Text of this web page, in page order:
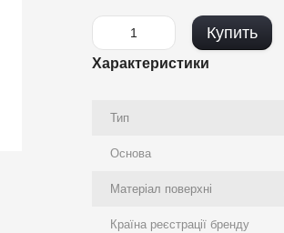
Купить
Характеристики
Тип
Основа
Матеріал поверхні
Країна реєстрації бренду